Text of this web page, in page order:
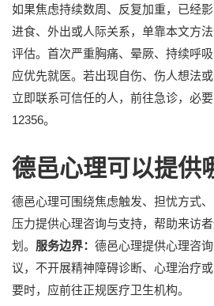
如果焦虑持续数周、反复加重，已经影
进食、外出或人际关系，单靠本文方
评估。首次严重胸痛、晕厥、持续呼吸
应优先就医。若出现自伤、伤人想法
立即联系可信任的人，前往急诊，必
12356。
德邑心理可以提供
德邑心理可围绕焦虑触发、担忧方式
压力提供心理咨询与支持，帮助来访
划。 服务边界： 德邑心理提供心理咨
议，不开展精神障碍诊断、心理治疗
要时，应前往正规医疗卫生机构。